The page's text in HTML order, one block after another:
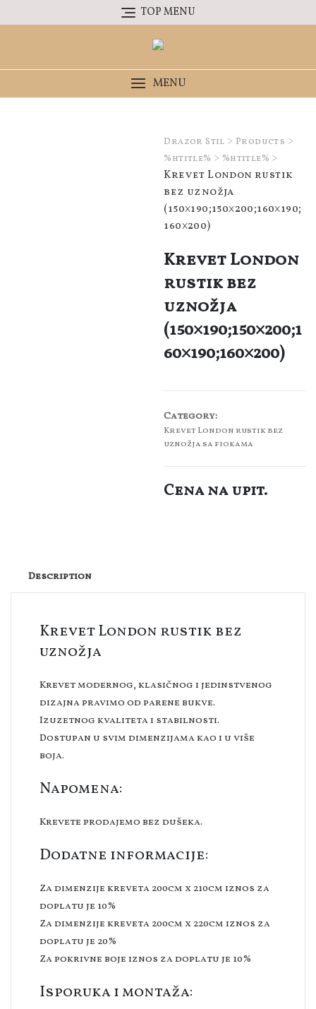
to
TOP MENU
MENU
Drazor Stil > Products >
%htitle% > %htitle% >
Krevet London rustik
bez uznožja
(150×190;150×200;160×190;
160×200)
Krevet London
rustik bez
uznožja
(150×190;150×200;1
60×190;160×200)
Category:
Krevet London rustik bez
uznožja sa fiokama
Cena na upit.
Description
Krevet London rustik bez
uznožja
Krevet modernog, klasičnog i jedinstvenog
dizajna pravimo od parene bukve.
Izuzetnog kvaliteta i stabilnosti.
Dostupan u svim dimenzijama kao i u više
boja.
Napomena:
Krevete prodajemo bez dušeka.
Dodatne informacije:
Za dimenzije kreveta 200cm x 210cm iznos za
doplatu je 10%
Za dimenzije kreveta 200cm x 220cm iznos za
doplatu je 20%
Za pokrivne boje iznos za doplatu je 10%
Isporuka i montaža: